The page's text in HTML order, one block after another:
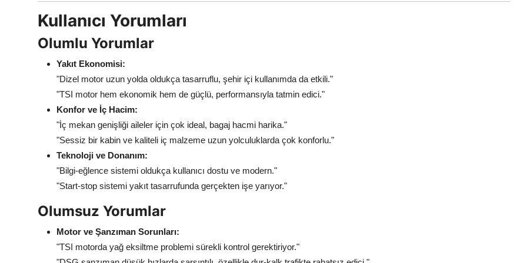
Kullanıcı Yorumları
Olumlu Yorumlar
Yakıt Ekonomisi:
"Dizel motor uzun yolda oldukça tasarruflu, şehir içi kullanımda da etkili."
"TSI motor hem ekonomik hem de güçlü, performansıyla tatmin edici."
Konfor ve İç Hacim:
"İç mekan genişliği aileler için çok ideal, bagaj hacmi harika."
"Sessiz bir kabin ve kaliteli iç malzeme uzun yolculuklarda çok konforlu."
Teknoloji ve Donanım:
"Bilgi-eğlence sistemi oldukça kullanıcı dostu ve modern."
"Start-stop sistemi yakıt tasarrufunda gerçekten işe yarıyor."
Olumsuz Yorumlar
Motor ve Şanzıman Sorunları:
"TSI motorda yağ eksiltme problemi sürekli kontrol gerektiriyor."